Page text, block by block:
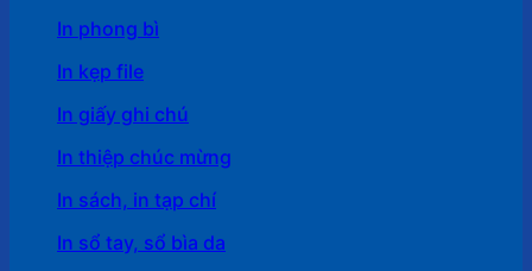
In phong bì
In kẹp file
In giấy ghi chú
In thiệp chúc mừng
In sách, in tạp chí
In sổ tay, sổ bìa da